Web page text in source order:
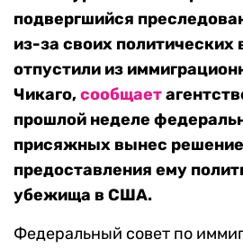
подвергшийся
из-за своих политических
отпустили из
Чикаго,сообщает
прошлой неделе
присяжных вынес решение
предоставления ему
убежища в США.
Федеральный совет по